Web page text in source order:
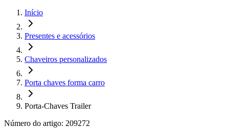
Início
Presentes e acessórios
Chaveiros personalizados
Porta chaves forma carro
Porta-Chaves Trailer
Número do artigo: 209272